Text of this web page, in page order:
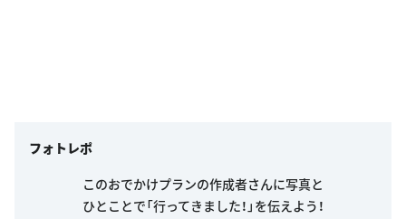
フォトレポ
このおでかけプランの作成者さんに写真と
ひとことで「行ってきました！」を伝えよう！